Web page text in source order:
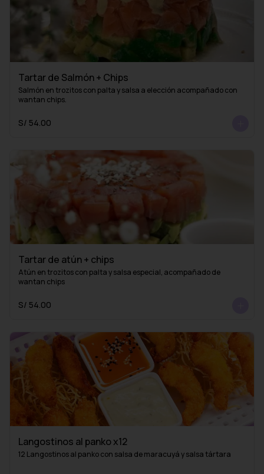
Tartar de Salmón + Chips
Salmón en trozitos con palta y salsa a elección acompañado con
wantan chips.
S/ 54.00
Tartar de atún + chips
Atún en trozitos con palta y salsa especial, acompañado de
wantan chips
S/ 54.00
Langostinos al panko x12
12 Langostinos al panko con salsa de maracuyá y salsa tártara